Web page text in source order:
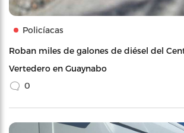
Policíacas
Roban miles de galones de diésel del
Vertedero en Guaynabo
0